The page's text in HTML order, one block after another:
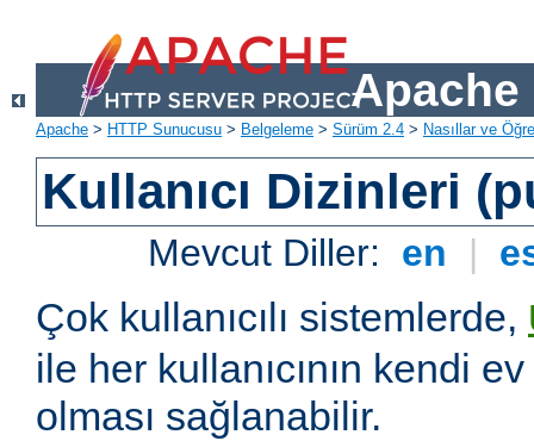
Apache
Apache > HTTP Sunucusu > Belgeleme > Sürüm 2.4 > Nasıllar ve
Kullanıcı Dizinleri
Mevcut Diller: en |
Çok kullanıcılı sistemlerde,
ile her kullanıcının kendi
olması sağlanabilir.